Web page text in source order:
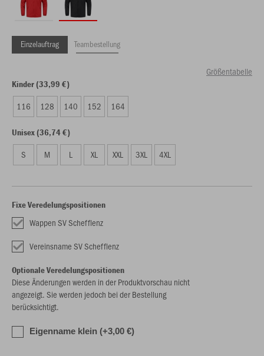
Einzelauftrag Teambestellung
Größentabelle
Kinder (33,99 €)
116 128 140 152 164
Unisex (36,74 €)
S M L XL XXL 3XL 4XL
Fixe Veredelungspositionen
Wappen SV Schefflenz
Vereinsname SV Schefflenz
Optionale Veredelungspositionen
Diese Änderungen werden in der Produktvorschau nicht
angezeigt. Sie werden jedoch bei der Bestellung
berücksichtigt.
Eigenname klein (+3,00 €)